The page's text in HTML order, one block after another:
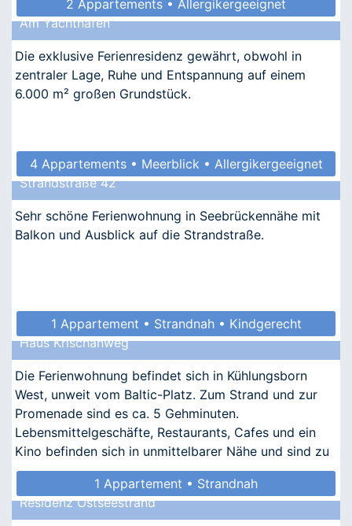
2 Appartements • Allergikergeeignet
Am Yachthafen
Die exklusive Ferienresidenz gewährt, obwohl in
zentraler Lage, Ruhe und Entspannung auf einem
6.000 m² großen Grundstück.
4 Appartements • Meerblick • Allergikergeeignet
Strandstraße 42
Sehr schöne Ferienwohnung in Seebrückennähe mit
Balkon und Ausblick auf die Strandstraße.
1 Appartement • Strandnah • Kindgerecht
Haus Krischanweg
Die Ferienwohnung befindet sich in Kühlungsborn
West, unweit vom Baltic-Platz. Zum Strand und zur
Promenade sind es ca. 5 Gehminuten.
Lebensmittelgeschäfte, Restaurants, Cafes und ein
Kino befinden sich in unmittelbarer Nähe und sind zu
Fuß zu erreichen.
1 Appartement • Strandnah
Residenz Ostseestrand